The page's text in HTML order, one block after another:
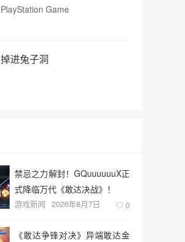
PlayStation Game
掉进兔子洞
禁忌之力解封！GQuuuuuuX正
式降临万代《敢达决战》！
游戏新闻 2026年8月7日 0
《敢达争锋对决》异端敢达金